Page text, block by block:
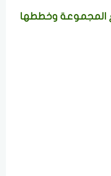
المجموعة وخططها